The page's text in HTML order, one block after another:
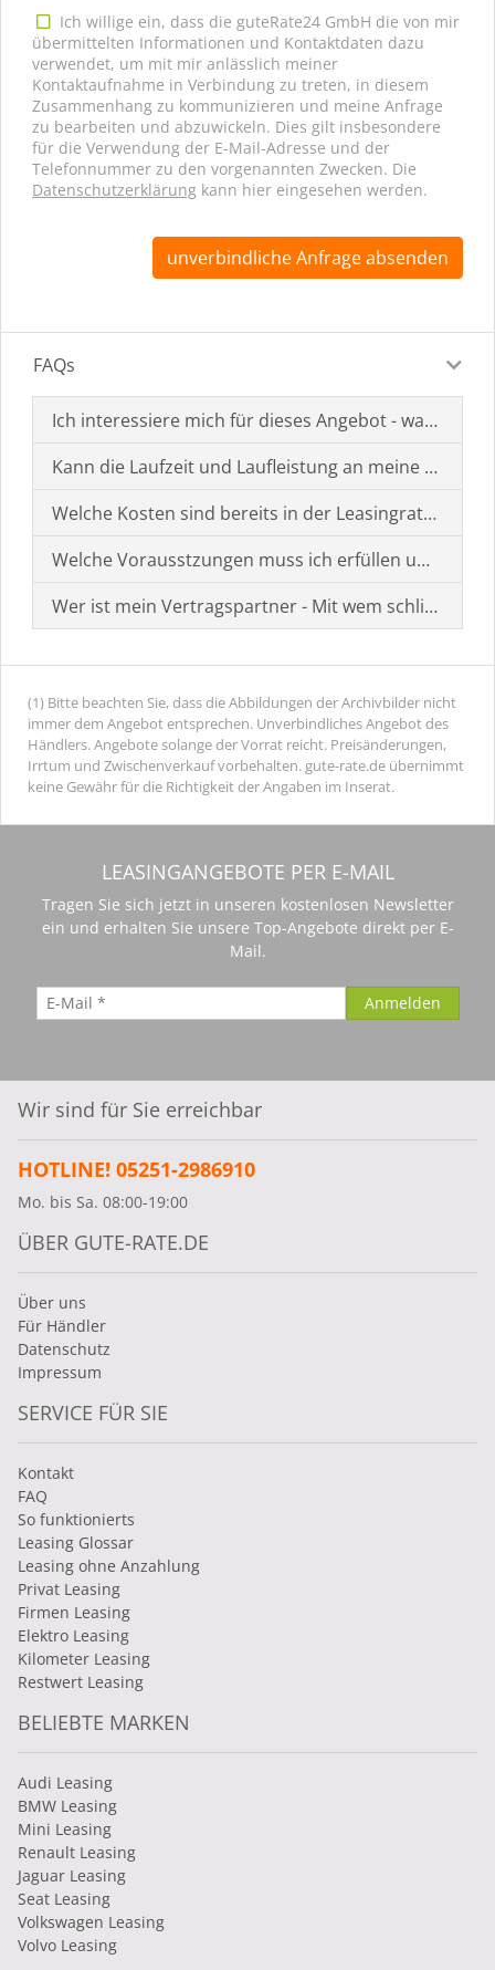
Ich willige ein, dass die guteRate24 GmbH die von mir
übermittelten Informationen und Kontaktdaten dazu
verwendet, um mit mir anlässlich meiner
Kontaktaufnahme in Verbindung zu treten, in diesem
Zusammenhang zu kommunizieren und meine Anfrage
zu bearbeiten und abzuwickeln. Dies gilt insbesondere
für die Verwendung der E-Mail-Adresse und der
Telefonnummer zu den vorgenannten Zwecken. Die
Datenschutzerklärung kann hier eingesehen werden.
unverbindliche Anfrage absenden
FAQs
Ich interessiere mich für dieses Angebot - was muss
Kann die Laufzeit und Laufleistung an meine
Welche Kosten sind bereits in der Leasingrate
Welche Vorausstzungen muss ich erfüllen um einen
Wer ist mein Vertragspartner - Mit wem schließe ich
(1) Bitte beachten Sie, dass die Abbildungen der Archivbilder nicht
immer dem Angebot entsprechen. Unverbindliches Angebot des
Händlers. Angebote solange der Vorrat reicht. Preisänderungen,
Irrtum und Zwischenverkauf vorbehalten. gute-rate.de übernimmt
keine Gewähr für die Richtigkeit der Angaben im Inserat.
LEASINGANGEBOTE PER E-MAIL
Tragen Sie sich jetzt in unseren kostenlosen Newsletter
ein und erhalten Sie unsere Top-Angebote direkt per E-
Mail.
Wir sind für Sie erreichbar
HOTLINE! 05251-2986910
Mo. bis Sa. 08:00-19:00
ÜBER GUTE-RATE.DE
Über uns
Für Händler
Datenschutz
Impressum
SERVICE FÜR SIE
Kontakt
FAQ
So funktionierts
Leasing Glossar
Leasing ohne Anzahlung
Privat Leasing
Firmen Leasing
Elektro Leasing
Kilometer Leasing
Restwert Leasing
BELIEBTE MARKEN
Audi Leasing
BMW Leasing
Mini Leasing
Renault Leasing
Jaguar Leasing
Seat Leasing
Volkswagen Leasing
Volvo Leasing